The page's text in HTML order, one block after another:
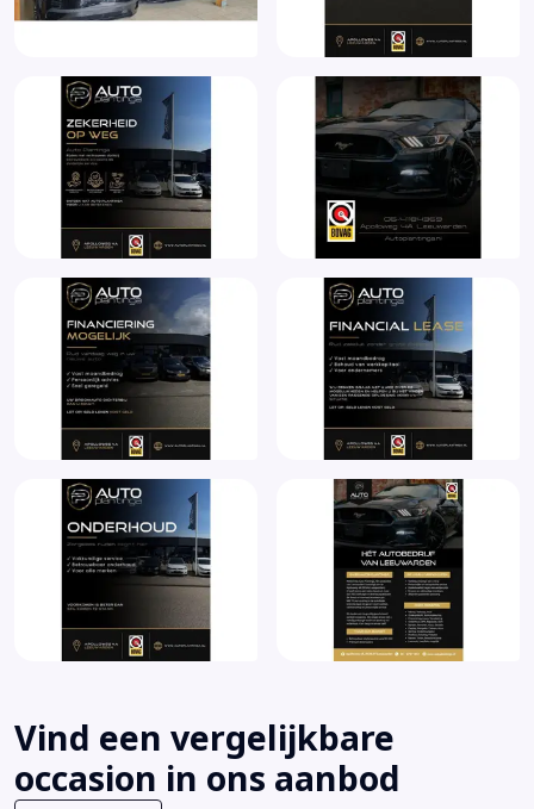
Vind een vergelijkbare
occasion in ons aanbod